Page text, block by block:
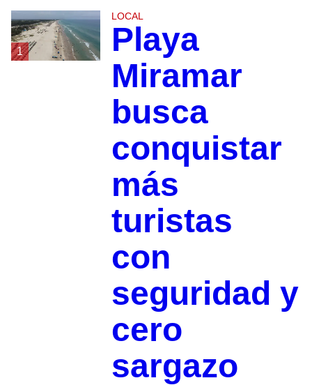
1
LOCAL
Playa
Miramar
busca
conquistar
más
turistas
con
seguridad y
cero
sargazo